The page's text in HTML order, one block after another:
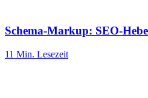
Schema-Markup: SEO-
11 Min. Lesezeit